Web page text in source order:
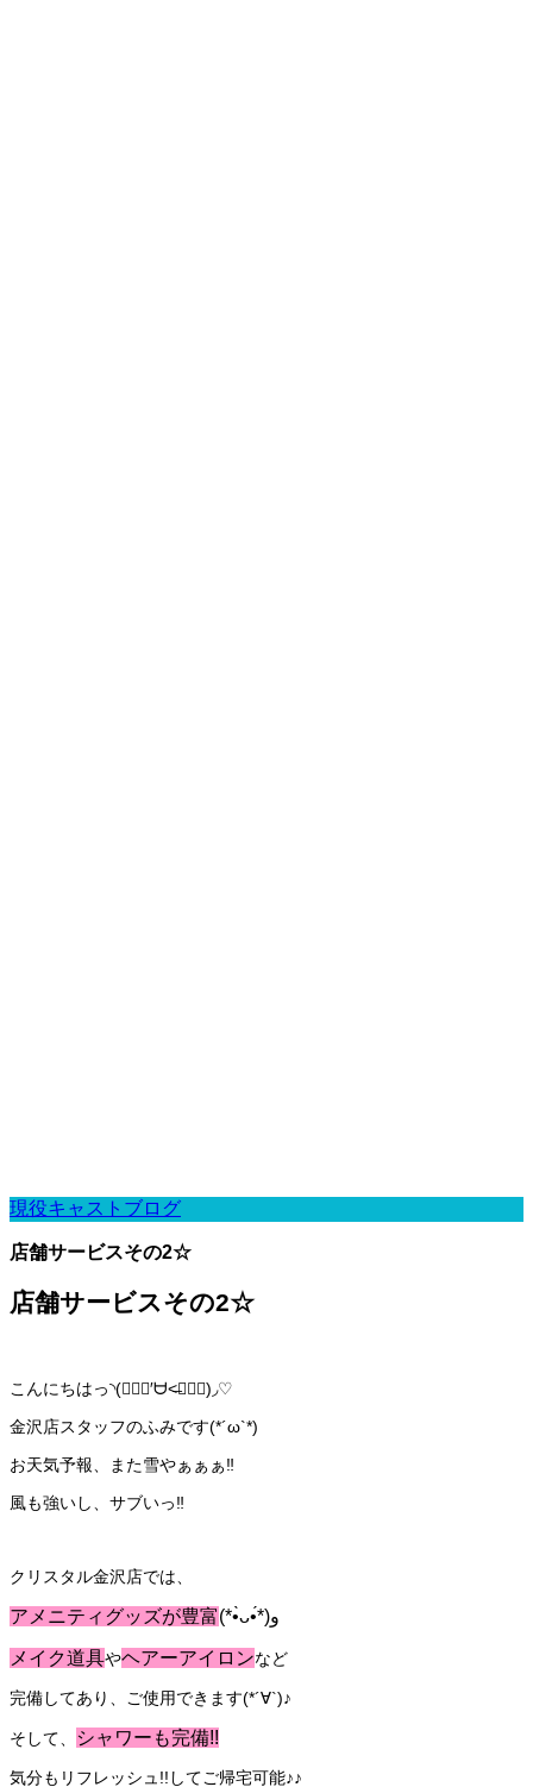
現役キャストブログ
店舗サービスその2☆
店舗サービスその2☆
こんにちはっ◝(๑⃙⃘′ᗨ˂̶๑⃙⃘)◞♡
金沢店スタッフのふみです(*´ω`*)
お天気予報、また雪やぁぁぁ‼️
風も強いし、サブいっ‼️
クリスタル金沢店では、
アメニティグッズが豊富 (*•̀ᴗ•́*)و
メイク道具やヘアーアイロンなど
完備してあり、ご使用できます(*´∀`)♪
そして、 シャワーも完備!!
気分もリフレッシュ!!してご帰宅可能♪♪